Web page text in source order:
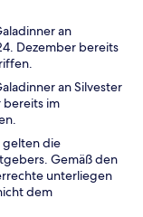
an
Dezember bereits
an Silvester
bereits im
gelten die
Gemäß den
unterliegen
dem